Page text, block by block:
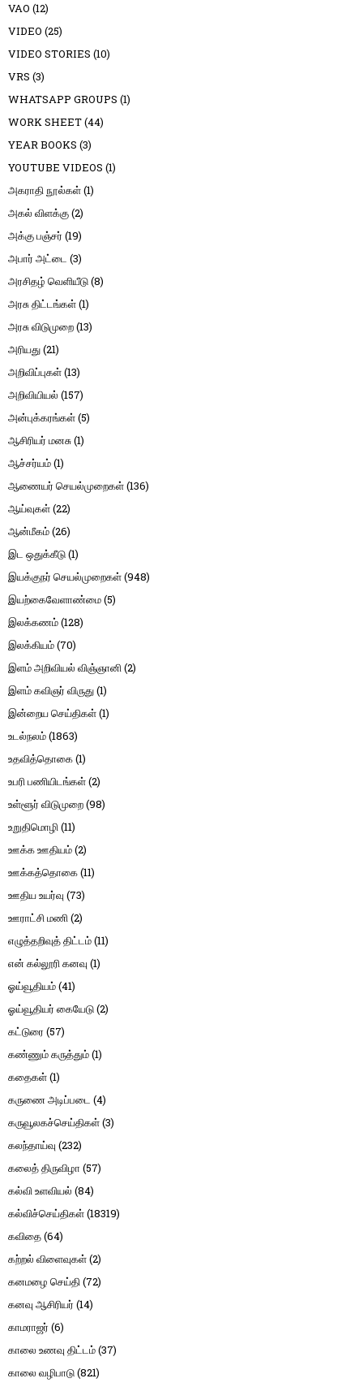
VAO (12)
VIDEO (25)
VIDEO STORIES (10)
VRS (3)
WHATSAPP GROUPS (1)
WORK SHEET(44)
YEAR BOOKS (3)
YOUTUBE VIDEOS (1)
அகராதி நூல்கள்(1)
அகல் விளக்கு(2)
அக்கு பஞ்சர் (19)
அபார் அட்டை (3)
அரசிதழ் வெளியீடு(8)
அரசு திட்டங்கள்(1)
அரசு விடுமுறை(13)
அரியது(21)
அறிவிப்புகள்(13)
அறிவியியல் (157)
அன்புக்கரங்கள்(5)
ஆசிரியர் மனசு(1)
ஆச்சர்யம்(1)
ஆணையர் செயல்முறைகள்(136)
ஆய்வுகள்(22)
ஆன்மீகம்(26)
இட ஒதுக்கீடு(1)
இயக்குநர் செயல்முறைகள்(948)
இயற்கைவேளாண்மை(5)
இலக்கணம்(128)
இலக்கியம்(70)
இளம் அறிவியல் விஞ்ஞானி(2)
இளம் கவிஞர் விருது(1)
இன்றைய செய்திகள்(1)
உடல்நலம்(1863)
உதவித்தொகை(1)
உபரி பணியிடங்கள்(2)
உள்ளூர் விடுமுறை(98)
உறுதிமொழி(11)
ஊக்க ஊதியம்(2)
ஊக்கத்தொகை(11)
ஊதிய உயர்வு (73)
ஊராட்சி மணி(2)
எழுத்தறிவுத் திட்டம்(11)
என் கல்லூரி கனவு (1)
ஓய்வூதியம்(41)
ஓய்வூதியர் கையேடு(2)
கட்டுரை (57)
கண்ணும் கருத்தும்(1)
கதைகள்(1)
கருணை அடிப்படை (4)
கருவூலகச்செய்திகள்(3)
கலந்தாய்வு (232)
கலைத் திருவிழா (57)
கல்வி உளவியல் (84)
கல்விச்செய்திகள்(18319)
கவிதை(64)
கற்றல் விளைவுகள்(2)
கனமழை செய்தி(72)
கனவு ஆசிரியர் (14)
காமராஜர் (6)
காலை உணவு திட்டம்(37)
காலை வழிபாடு(821)